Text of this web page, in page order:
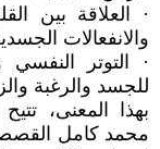
· العلاقة بين
والانفعالات
· التوتر النفسي
للجسد والرغبة
بهذا المعنى،
محمد كامل